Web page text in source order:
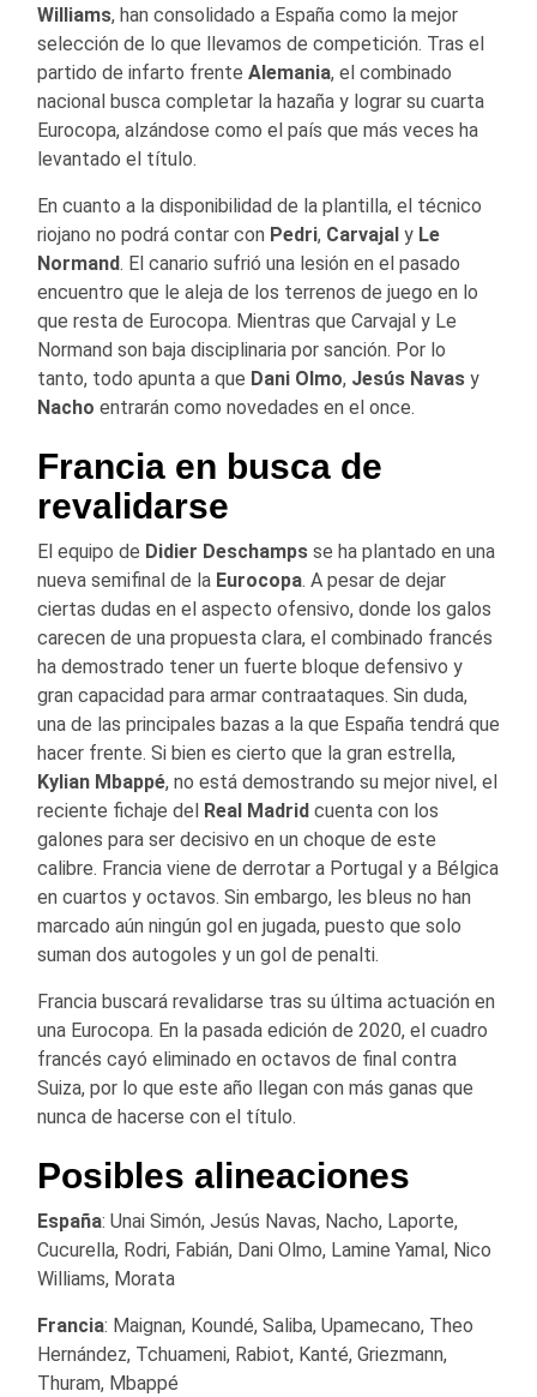
Williams, han consolidado a España como la mejor
selección de lo que llevamos de competición. Tras el
partido de infarto frente Alemania, el combinado
nacional busca completar la hazaña y lograr su cuarta
Eurocopa, alzándose como el país que más veces ha
levantado el título.
En cuanto a la disponibilidad de la plantilla, el técnico
riojano no podrá contar con Pedri, Carvajal y Le
Normand. El canario sufrió una lesión en el pasado
encuentro que le aleja de los terrenos de juego en lo
que resta de Eurocopa. Mientras que Carvajal y Le
Normand son baja disciplinaria por sanción. Por lo
tanto, todo apunta a que Dani Olmo, Jesús Navas y
Nacho entrarán como novedades en el once.
Francia en busca de
revalidarse
El equipo de Didier Deschamps se ha plantado en una
nueva semifinal de la Eurocopa. A pesar de dejar
ciertas dudas en el aspecto ofensivo, donde los galos
carecen de una propuesta clara, el combinado francés
ha demostrado tener un fuerte bloque defensivo y
gran capacidad para armar contraataques. Sin duda,
una de las principales bazas a la que España tendrá que
hacer frente. Si bien es cierto que la gran estrella,
Kylian Mbappé, no está demostrando su mejor nivel, el
reciente fichaje del
Real Madrid cuenta con los
galones para ser decisivo en un choque de este
calibre. Francia viene de derrotar a Portugal y a Bélgica
en cuartos y octavos. Sin embargo, les bleus no han
marcado aún ningún gol en jugada, puesto que solo
suman dos autogoles y un gol de penalti.
Francia buscará revalidarse tras su última actuación en
una Eurocopa. En la pasada edición de 2020, el cuadro
francés cayó eliminado en octavos de final contra
Suiza, por lo que este año llegan con más ganas que
nunca de hacerse con el título.
Posibles alineaciones
España: Unai Simón, Jesús Navas, Nacho, Laporte,
Cucurella, Rodri, Fabián, Dani Olmo, Lamine Yamal, Nico
Williams, Morata
Francia: Maignan, Koundé, Saliba, Upamecano, Theo
Hernández, Tchuameni, Rabiot, Kanté, Griezmann,
Thuram, Mbappé